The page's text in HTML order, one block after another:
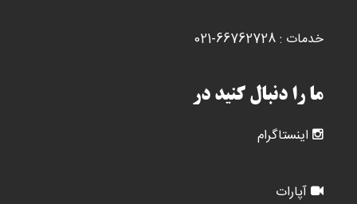
خدمات : 66762728-021
ما را دنبال کنید در
اینستاگرام
آپارات